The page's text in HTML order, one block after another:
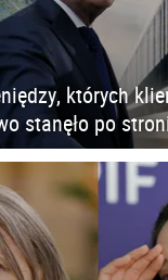
których
stanęło po